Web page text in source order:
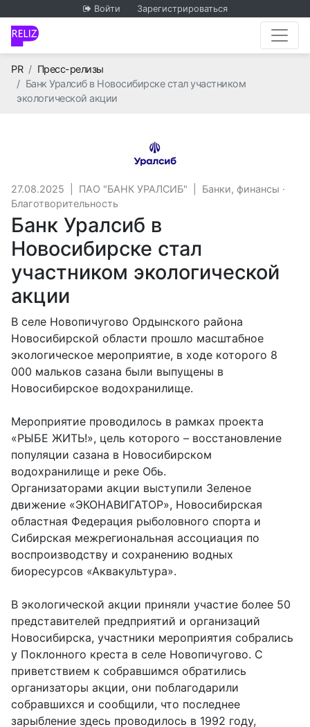
Войти Зарегистрироваться
PRГлавная
Пресс-релизы
Банк Уралсиб в Новосибирске стал участником
экологической акции
27.08.2025 ПАО "БАНК УРАЛСИБ" Банки, финансы ·
Благотворительность
Банк Уралсиб в
Новосибирске стал
участником экологической
акции
В селе Новопичугово Ордынского района
Новосибирской области прошло масштабное
экологическое мероприятие, в ходе которого 8
000 мальков сазана были выпущены в
Новосибирское водохранилище.
Мероприятие проводилось в рамках проекта
«РЫБЕ ЖИТЬ!», цель которого – восстановление
популяции сазана в Новосибирском
водохранилище и реке Обь.
Организаторами акции выступили Зеленое
движение «ЭКОНАВИГАТОР», Новосибирская
областная Федерация рыболовного спорта и
Сибирская межрегиональная ассоциация по
воспроизводству и сохранению водных
биоресурсов «Аквакультура».
В экологической акции приняли участие более 50
представителей предприятий и организаций
Новосибирска, участники мероприятия собрались
у Поклонного креста в селе Новопичугово. С
приветствием к собравшимся обратились
организаторы акции, они поблагодарили
собравшихся и сообщили, что последнее
зарыбление здесь проводилось в 1992 году,